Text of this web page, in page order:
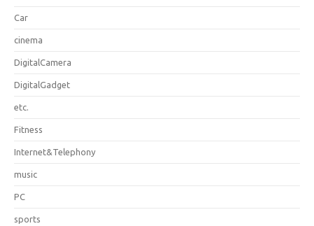
Car
cinema
DigitalCamera
DigitalGadget
etc.
Fitness
Internet&Telephony
music
PC
sports